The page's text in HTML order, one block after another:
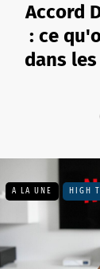
Accord
: ce
dans
A LA UNE HIGH